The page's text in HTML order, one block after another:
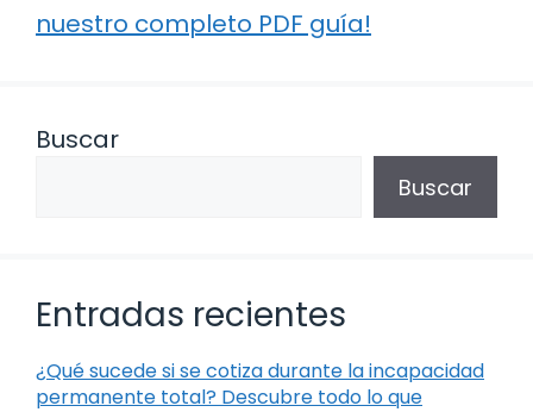
nuestro completo PDF guía!
Buscar
Buscar
Entradas recientes
¿Qué sucede si se cotiza durante la incapacidad
permanente total? Descubre todo lo que